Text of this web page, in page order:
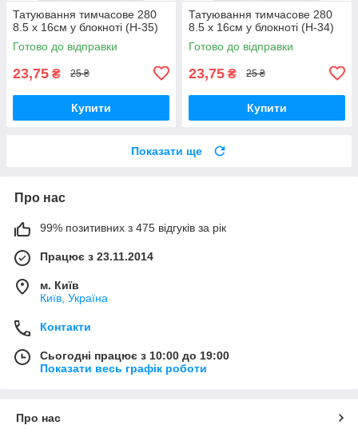
Татуювання тимчасове 280
8.5 х 16см у блокноті (H-35)
Готово до відправки
23,75 ₴ 25 ₴
Купити
Татуювання тимчасове 280
8.5 х 16см у блокноті (H-34)
Готово до відправки
23,75 ₴ 25 ₴
Купити
Показати ще
Про нас
99% позитивних з 475 відгуків за рік
Працює з 23.11.2014
м. Київ
Київ, Україна
Контакти
Сьогодні працює з 10:00 до 19:00
Показати весь графік роботи
Про нас